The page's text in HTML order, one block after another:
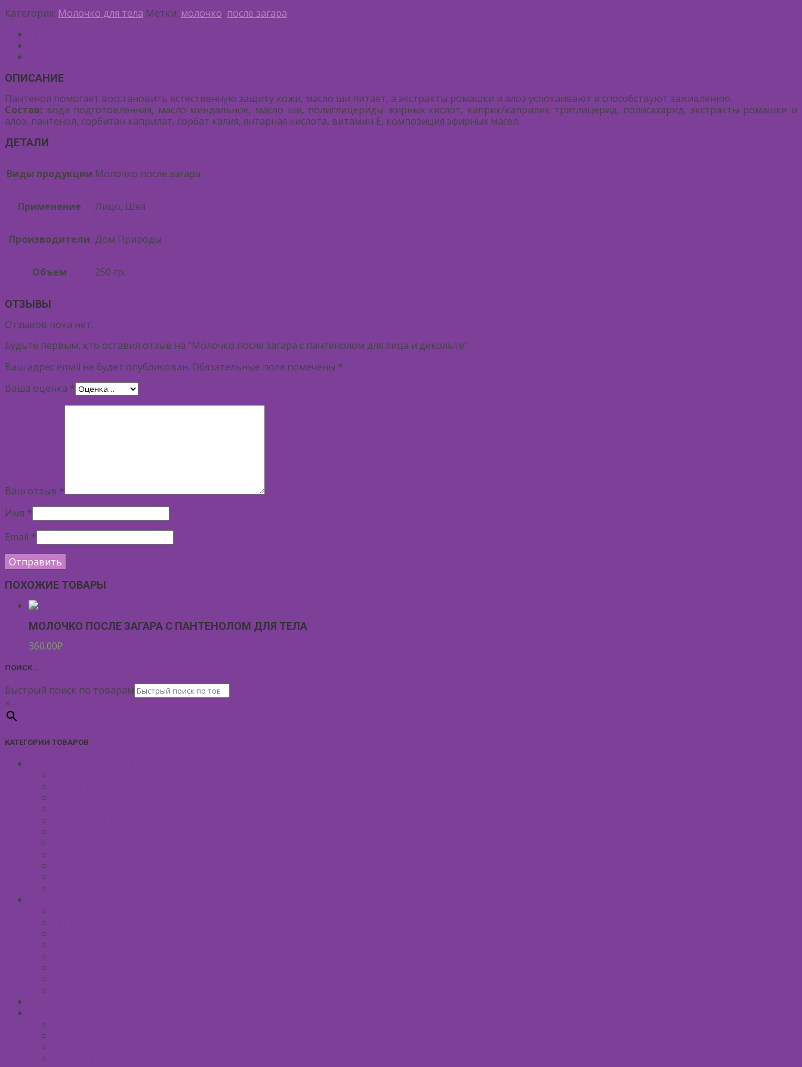
Категория: Молочко для тела Метки: молочко, после загара
ОПИСАНИЕ
Пантенол помогает восстановить естественную защиту кожи, масло ши питает, а экстракты ромашки и алоэ успокаивают и способствуют заживлению.
Состав: вода подготовленная, масло миндальное, масло ши, полиглицериды жирных кислот, каприк/каприлик триглицерид, полисахарид, экстракты ромашки и
алоэ, пантенол, сорбитан каприлат, сорбат калия, янтарная кислота, витамин Е, композиция эфирных масел.
ДЕТАЛИ
Виды продукции Молочко после загара
Применение Лицо, Шея
Производители Дом Природы
Объем 250 гр.
ОТЗЫВЫ
Отзывов пока нет.
Будьте первым, кто оставил отзыв на “Молочко после загара с пантенолом для лица и декольте”
Ваш адрес email не будет опубликован. Обязательные поля помечены *
Ваша оценка *
Ваш отзыв *
Имя *
Email *
ПОХОЖИЕ ТОВАРЫ
МОЛОЧКО ПОСЛЕ ЗАГАРА С ПАНТЕНОЛОМ ДЛЯ ТЕЛА
360.00₽
ПОИСК…
Быстрый поиск по товарам
×
КАТЕГОРИИ ТОВАРОВ